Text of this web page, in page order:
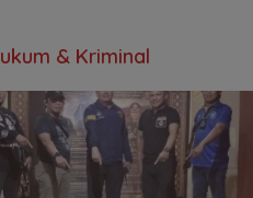
Irigasi Air Lemutu
& Kriminal